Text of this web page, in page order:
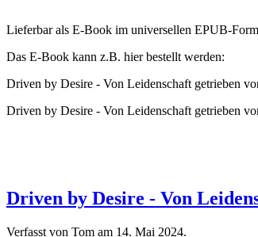
Lieferbar als E-Book im universellen EPUB-
Das E-Book kann z.B. hier bestellt werden:
Driven by Desire - Von Leidenschaft getrieben
Driven by Desire - Von Leidenschaft getrieben
Driven by Desire - Von
Verfasst von Tom am 14. Mai 2024.